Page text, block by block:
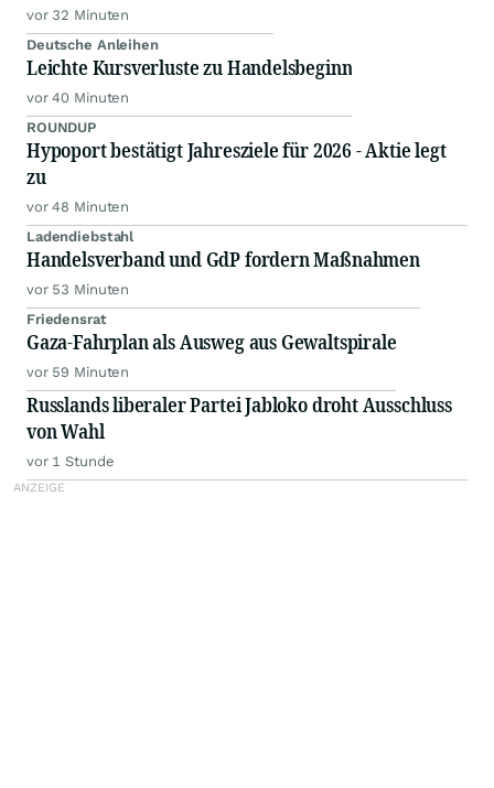
vor 32 Minuten
Deutsche Anleihen
Leichte Kursverluste zu Handelsbeginn
vor 40 Minuten
ROUNDUP
Hypoport bestätigt Jahresziele für 2026 - Aktie legt
zu
vor 48 Minuten
Ladendiebstahl
Handelsverband und GdP fordern Maßnahmen
vor 53 Minuten
Friedensrat
Gaza-Fahrplan als Ausweg aus Gewaltspirale
vor 59 Minuten
Russlands liberaler Partei Jabloko droht Ausschluss
von Wahl
vor 1 Stunde